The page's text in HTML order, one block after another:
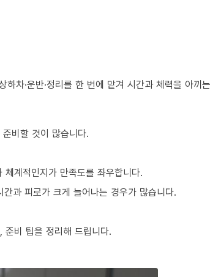
차·운반·정리를 한 번에 맡겨 시간과 체력을 아끼는
비할 것이 많습니다.
계적인지가 만족도를 좌우합니다.
과 피로가 크게 늘어나는 경우가 많습니다.
비 팁을 정리해 드립니다.